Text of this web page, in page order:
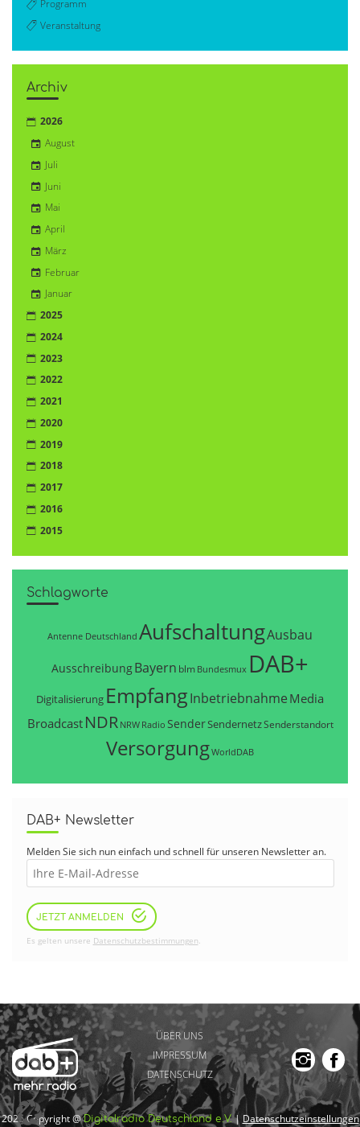
Programm
Veranstaltung
Archiv
2026
August
Juli
Juni
Mai
April
März
Februar
Januar
2025
2024
2023
2022
2021
2020
2019
2018
2017
2016
2015
Schlagworte
Antenne Deutschland AufschaltungAusbau
AusschreibungBayern blm Bundesmux DAB+
Digitalisierung EmpfangInbetriebnahme Media
Broadcast NDR NRW Radio SenderSendernetzSenderstandort
VersorgungWorldDAB
DAB+ Newsletter
Melden Sie sich nun einfach und schnell für unseren Newsletter an.
JETZT ANMELDEN
Es gelten unsere Datenschutzbestimmungen.
ÜBER UNS
IMPRESSUM
DATENSCHUTZ
2026 Copyright @Digitalradio Deutschland e.V.| Datenschutzeinstellungen